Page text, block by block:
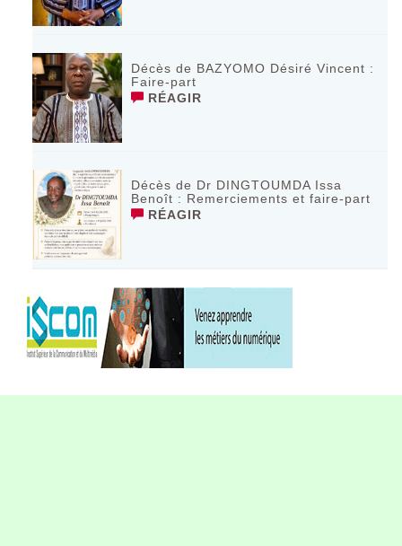
Décès de BAZYOMO Désiré Vincent :
Faire-part
RÉAGIR
Décès de Dr DINGTOUMDA Issa
Benoît : Remerciements et faire-part
RÉAGIR